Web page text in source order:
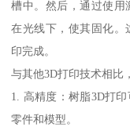
槽中。然后，通过使用
在光线下，使其固化。
印完成。
与其他3D打印技术相比
1. 高精度：树脂3D打
零件和模型。